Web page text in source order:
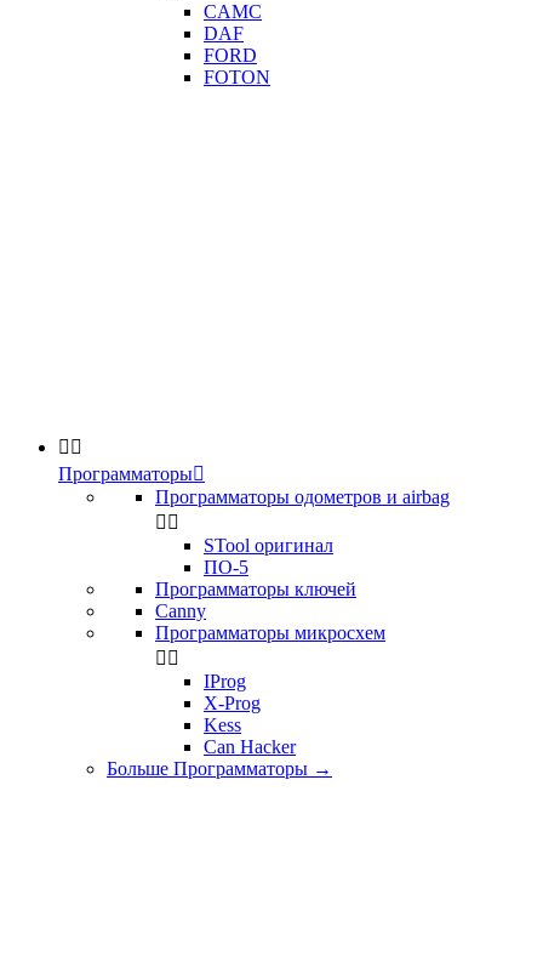
CAMC
DAF
FORD
FOTON
 
Программаторы
Программаторы одометров и airbag
 
STool оригинал
ПО-5
Программаторы ключей
Canny
Программаторы микросхем
 
IProg
X-Prog
Kess
Can Hacker
Больше Программаторы →